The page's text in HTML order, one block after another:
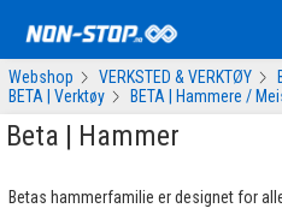
Webshop VERKSTED & VERKTØY
BETA | Verktøy
BETA | Hammere /
Beta | Hammer
Betas hammerfamilie er designet for